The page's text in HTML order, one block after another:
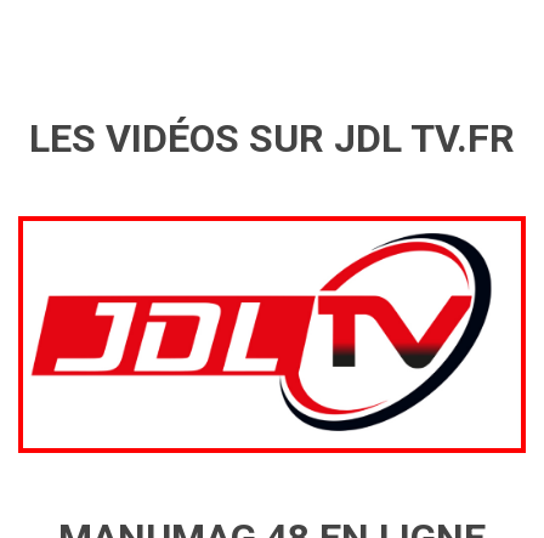
LES VIDÉOS SUR JDL TV.FR